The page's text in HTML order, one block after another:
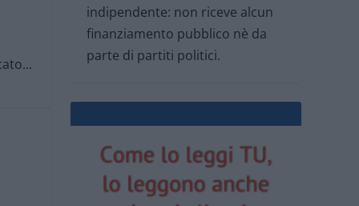
indipendente: non riceve alcun
finanziamento pubblico nè da
parte di partiti politici.